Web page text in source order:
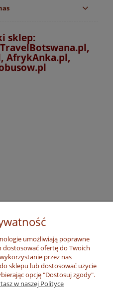
sklep:
AfrykAnka.pl,
umożliwiają poprawne
dostosować ofertę do Twoich
przez nas
sklepu lub dostosować użycie
opcję "Dostosuj zgody".
w naszej Polityce